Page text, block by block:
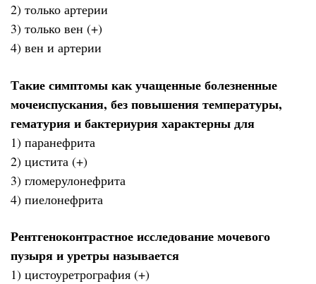
2) только артерии
3) только вен (+)
4) вен и артерии
Такие симптомы как учащенные болезненные
мочеиспускания, без повышения температуры,
гематурия и бактериурия характерны для
1) паранефрита
2) цистита (+)
3) гломерулонефрита
4) пиелонефрита
Рентгеноконтрастное исследование мочевого
пузыря и уретры называется
1) цистоуретрография (+)